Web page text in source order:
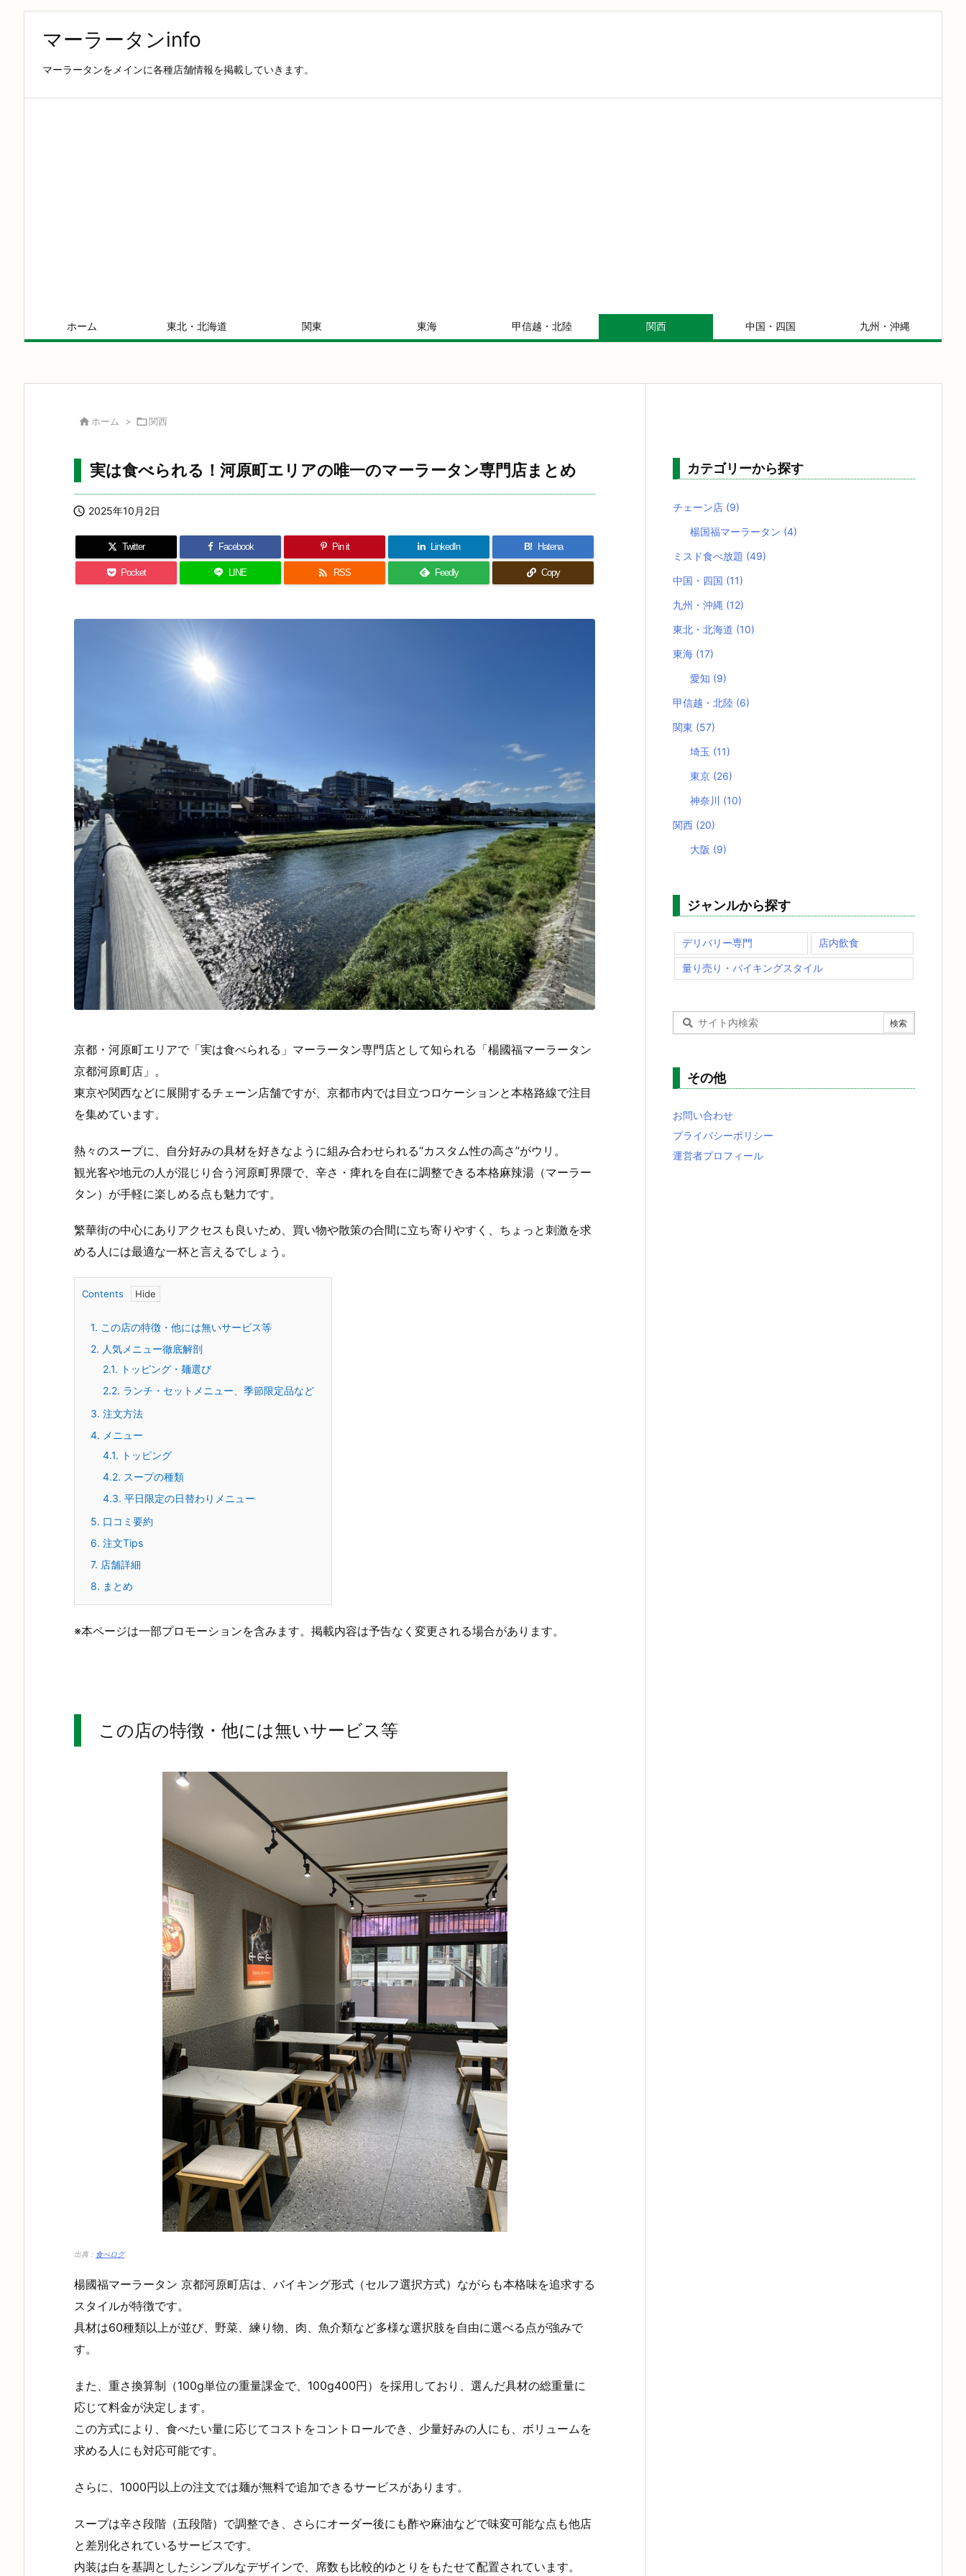
マーラータンinfo
マーラータンをメインに各種店舗情報を掲載していきます。
ホーム 東北・北海道 関東 東海 甲信越・北陸 関西 中国・四国 九州・沖縄
 ホーム > 関西
実は食べられる！河原町エリアの唯一のマーラータン専門店まとめ
 2025年10月2日
Twitter Facebook Pin it LinkedIn B! Hatena
Pocket LINE  RSS Feedly Copy
京都・河原町エリアで「実は食べられる」マーラータン専門店として知られる「楊國福マーラータン
京都河原町店」。
東京や関西などに展開するチェーン店舗ですが、京都市内では目立つロケーションと本格路線で注目
を集めています。
熱々のスープに、自分好みの具材を好きなように組み合わせられる“カスタム性の高さ”がウリ。
観光客や地元の人が混じり合う河原町界隈で、辛さ・痺れを自在に調整できる本格麻辣湯（マーラー
タン）が手軽に楽しめる点も魅力です。
繁華街の中心にありアクセスも良いため、買い物や散策の合間に立ち寄りやすく、ちょっと刺激を求
める人には最適な一杯と言えるでしょう。
Contents
1. この店の特徴・他には無いサービス等
2. 人気メニュー徹底解剖
2.1. トッピング・麺選び
2.2. ランチ・セットメニュー、季節限定品など
3. 注文方法
4. メニュー
4.1. トッピング
4.2. スープの種類
4.3. 平日限定の日替わりメニュー
5. 口コミ要約
6. 注文Tips
7. 店舗詳細
8. まとめ
※本ページは一部プロモーションを含みます。掲載内容は予告なく変更される場合があります。
この店の特徴・他には無いサービス等
出典： 食べログ
楊國福マーラータン 京都河原町店は、バイキング形式（セルフ選択方式）ながらも本格味を追求する
スタイルが特徴です。
具材は60種類以上が並び、野菜、練り物、肉、魚介類など多様な選択肢を自由に選べる点が強みで
す。
また、重さ換算制（100g単位の重量課金で、100g400円）を採用しており、選んだ具材の総重量に
応じて料金が決定します。
この方式により、食べたい量に応じてコストをコントロールでき、少量好みの人にも、ボリュームを
求める人にも対応可能です。
さらに、1000円以上の注文では麺が無料で追加できるサービスがあります。
スープは辛さ段階（五段階）で調整でき、さらにオーダー後にも酢や麻油などで味変可能な点も他店
と差別化されているサービスです。
内装は白を基調としたシンプルなデザインで、席数も比較的ゆとりをもたせて配置されています。
カテゴリーから探す
チェーン店 (9)
楊国福マーラータン (4)
ミスド食べ放題 (49)
中国・四国 (11)
九州・沖縄 (12)
東北・北海道 (10)
東海 (17)
愛知 (9)
甲信越・北陸 (6)
関東 (57)
埼玉 (11)
東京 (26)
神奈川 (10)
関西 (20)
大阪 (9)
ジャンルから探す
デリバリー専門 店内飲食
量り売り・バイキングスタイル
その他
お問い合わせ
プライバシーポリシー
運営者プロフィール